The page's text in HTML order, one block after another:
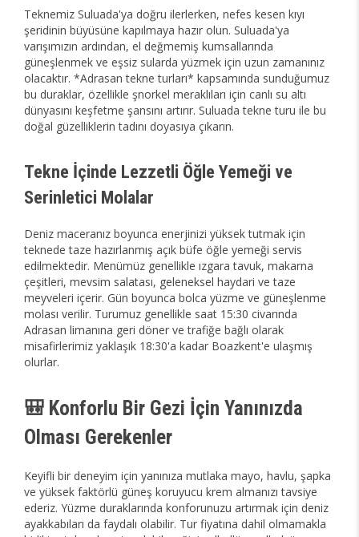
Teknemiz Suluada'ya doğru ilerlerken, nefes kesen kıyı
şeridinin büyüsüne kapılmaya hazır olun. Suluada'ya
varışımızın ardından, el değmemiş kumsallarında
güneşlenmek ve eşsiz sularda yüzmek için uzun zamanınız
olacaktır. *Adrasan tekne turları* kapsamında sunduğumuz
bu duraklar, özellikle şnorkel meraklıları için canlı su altı
dünyasını keşfetme şansını artırır. Suluada tekne turu ile bu
doğal güzelliklerin tadını doyasıya çıkarın.
Tekne İçinde Lezzetli Öğle Yemeği ve
Serinletici Molalar
Deniz maceranız boyunca enerjinizi yüksek tutmak için
teknede taze hazırlanmış açık büfe öğle yemeği servis
edilmektedir. Menümüz genellikle ızgara tavuk, makarna
çeşitleri, mevsim salatası, geleneksel haydari ve taze
meyveleri içerir. Gün boyunca bolca yüzme ve güneşlenme
molası verilir. Turumuz genellikle saat 15:30 civarında
Adrasan limanına geri döner ve trafiğe bağlı olarak
misafirlerimiz yaklaşık 18:30'a kadar Boazkent'e ulaşmış
olurlar.
🎒 Konforlu Bir Gezi İçin Yanınızda
Olması Gerekenler
Keyifli bir deneyim için yanınıza mutlaka mayo, havlu, şapka
ve yüksek faktörlü güneş koruyucu krem almanızı tavsiye
ederiz. Yüzme duraklarında konforunuzu artırmak için deniz
ayakkabıları da faydalı olabilir. Tur fiyatına dahil olmamakla